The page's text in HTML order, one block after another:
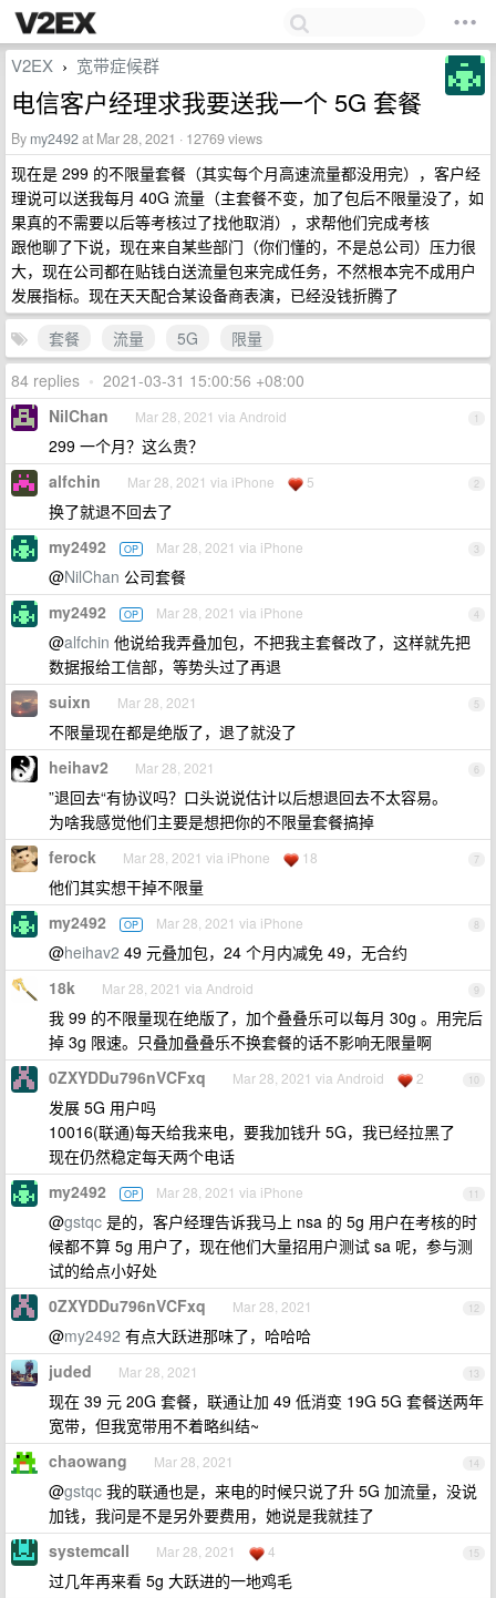
V2EX › 宽带症候群
电信客户经理求我要送我一个 5G 套餐
By my2492at Mar 28, 2021 · 12769 views
现在是 299 的不限量套餐（其实每个月高速流量都没用完），客户经
理说可以送我每月 40G 流量（主套餐不变，加了包后不限量没了，如
果真的不需要以后等考核过了找他取消），求帮他们完成考核
跟他聊了下说，现在来自某些部门（你们懂的，不是总公司）压力很
大，现在公司都在贴钱白送流量包来完成任务，不然根本完不成用户
发展指标。现在天天配合某设备商表演，已经没钱折腾了
套餐
流量 5G
限量
84 replies • 2021-03-31 15:00:56 +08:00
1
NilChan Mar 28, 2021 via Android
299 一个月？这么贵？
2
alfchin Mar 28, 2021 via iPhone 5
换了就退不回去了
3
my2492 OP Mar 28, 2021 via iPhone
@NilChan 公司套餐
4
my2492 OP Mar 28, 2021 via iPhone
@alfchin 他说给我弄叠加包，不把我主套餐改了，这样就先把
数据报给工信部，等势头过了再退
5
suixn Mar 28, 2021
不限量现在都是绝版了，退了就没了
6
heihav2 Mar 28, 2021
”退回去“有协议吗？口头说说估计以后想退回去不太容易。
为啥我感觉他们主要是想把你的不限量套餐搞掉
7
ferock Mar 28, 2021 via iPhone 18
他们其实想干掉不限量
8
my2492 OP Mar 28, 2021 via iPhone
@heihav2 49 元叠加包，24 个月内减免 49，无合约
9
18k Mar 28, 2021 via Android
我 99 的不限量现在绝版了，加个叠叠乐可以每月 30g 。用完后
掉 3g 限速。只叠加叠叠乐不换套餐的话不影响无限量啊
10
0ZXYDDu796nVCFxq Mar 28, 2021 via Android 2
发展 5G 用户吗
10016(联通)每天给我来电，要我加钱升 5G，我已经拉黑了
现在仍然稳定每天两个电话
11
my2492 OP Mar 28, 2021 via iPhone
@gstqc 是的，客户经理告诉我马上 nsa 的 5g 用户在考核的时
候都不算 5g 用户了，现在他们大量招用户测试 sa 呢，参与测
试的给点小好处
12
0ZXYDDu796nVCFxq Mar 28, 2021
@my2492 有点大跃进那味了，哈哈哈
13
juded Mar 28, 2021
现在 39 元 20G 套餐，联通让加 49 低消变 19G 5G 套餐送两年
宽带，但我宽带用不着略纠结~
14
chaowang Mar 28, 2021
@gstqc 我的联通也是，来电的时候只说了升 5G 加流量，没说
加钱，我问是不是另外要费用，她说是我就挂了
15
systemcall Mar 28, 2021 4
过几年再来看 5g 大跃进的一地鸡毛